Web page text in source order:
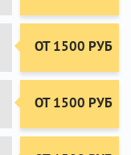
ОТ 1500 РУБ
ОТ 1500 РУБ